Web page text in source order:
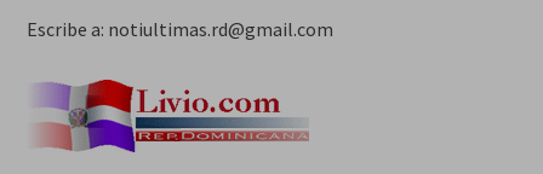
Escribe a: notiultimas.rd@gmail.com